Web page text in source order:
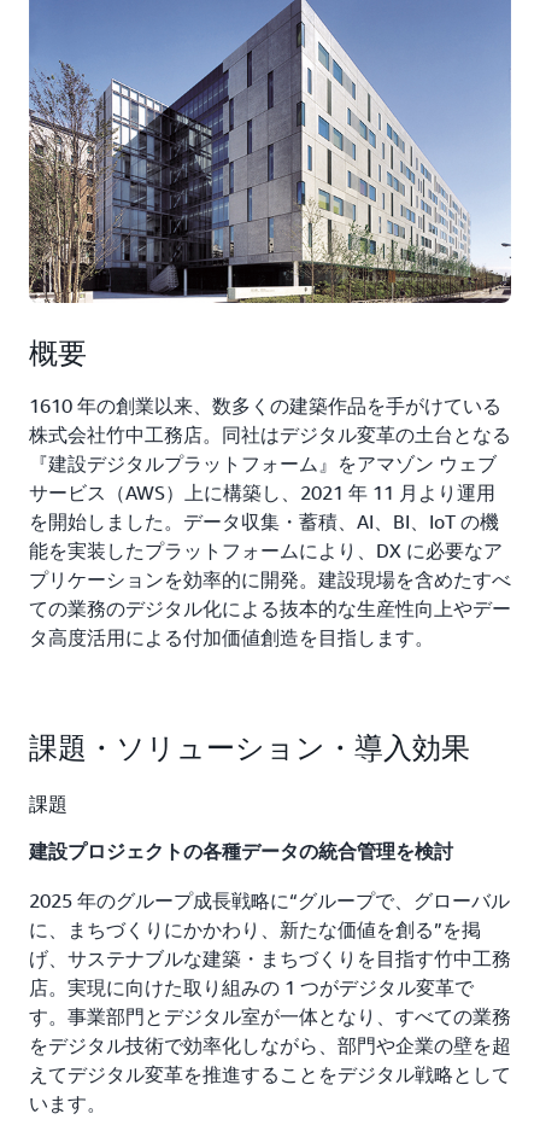
概要
1610 年の創業以来、数多くの建築作品を手がけている
株式会社竹中工務店。同社はデジタル変革の土台となる
『建設デジタルプラットフォーム』をアマゾン ウェブ
サービス（AWS）上に構築し、2021 年 11 月より運用
を開始しました。データ収集・蓄積、AI、BI、IoT の機
能を実装したプラットフォームにより、DX に必要なア
プリケーションを効率的に開発。建設現場を含めたすべ
ての業務のデジタル化による抜本的な生産性向上やデー
タ高度活用による付加価値創造を目指します。
課題・ソリューション・導入効果
課題
建設プロジェクトの各種データの統合管理を検討
2025 年のグループ成長戦略に“グループで、グローバル
に、まちづくりにかかわり、新たな価値を創る”を掲
げ、サステナブルな建築・まちづくりを目指す竹中工務
店。実現に向けた取り組みの 1 つがデジタル変革で
す。事業部門とデジタル室が一体となり、すべての業務
をデジタル技術で効率化しながら、部門や企業の壁を超
えてデジタル変革を推進することをデジタル戦略として
います。